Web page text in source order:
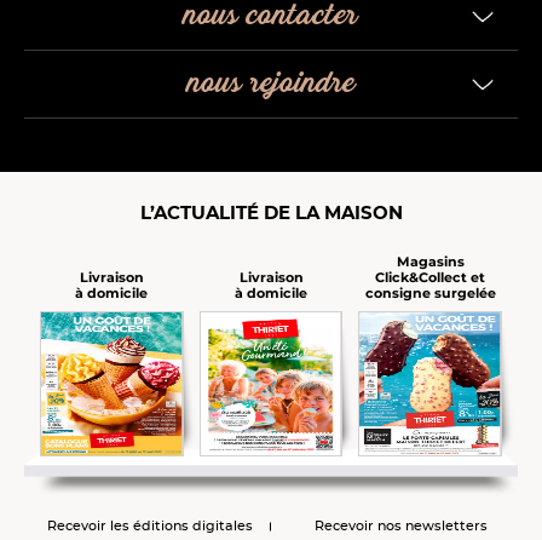
nous contacter
nous rejoindre
L’ACTUALITÉ DE LA MAISON
Livraison
à domicile
Livraison
à domicile
Magasins
Click&Collect et
consigne surgelée
Recevoir les éditions digitales Recevoir nos newsletters